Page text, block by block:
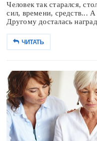
Человек так старался,
сил, времени, средств...
Другому досталась
ЧИТАТЬ